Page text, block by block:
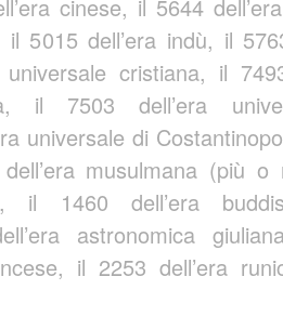
cinese, il 5644
5015 dell’era indù, il
cristiana, il
il 7503 dell’era
universale di
musulmana (più o
il 1460 dell’era
astronomica
il 2253 dell’era